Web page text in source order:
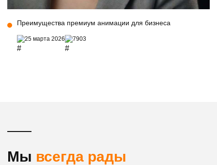
Преимущества премиум анимации для бизнеса
25 марта 2026 7903
Мы всегда рады